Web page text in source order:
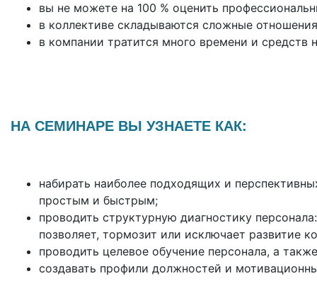
вы не можете на 100 % оценить
в коллективе складываются сложные
в компании тратится много времени и средств
НА СЕМИНАРЕ ВЫ УЗНАЕТЕ КАК:
набирать наиболее подходящих и
простым и быстрым;
проводить структурную диагностику
позволяет, тормозит или исключает развитие
проводить целевое обучение персонала, а
создавать профили должностей и